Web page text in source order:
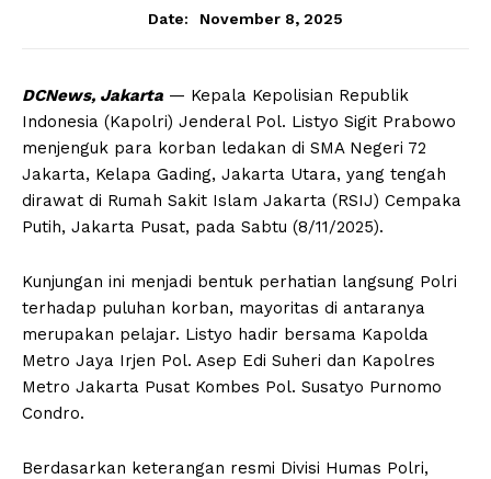
Date:
November 8, 2025
DCNews, Jakarta — Kepala Kepolisian Republik
Indonesia (Kapolri) Jenderal Pol. Listyo Sigit Prabowo
menjenguk para korban ledakan di SMA Negeri 72
Jakarta, Kelapa Gading, Jakarta Utara, yang tengah
dirawat di Rumah Sakit Islam Jakarta (RSIJ) Cempaka
Putih, Jakarta Pusat, pada Sabtu (8/11/2025).
Kunjungan ini menjadi bentuk perhatian langsung Polri
terhadap puluhan korban, mayoritas di antaranya
merupakan pelajar. Listyo hadir bersama Kapolda
Metro Jaya Irjen Pol. Asep Edi Suheri dan Kapolres
Metro Jakarta Pusat Kombes Pol. Susatyo Purnomo
Condro.
Berdasarkan keterangan resmi Divisi Humas Polri,